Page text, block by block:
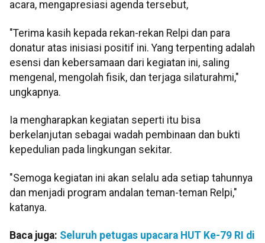
acara, mengapresiasi agenda tersebut,
"Terima kasih kepada rekan-rekan Relpi dan para
donatur atas inisiasi positif ini. Yang terpenting adalah
esensi dan kebersamaan dari kegiatan ini, saling
mengenal, mengolah fisik, dan terjaga silaturahmi,"
ungkapnya.
Ia mengharapkan kegiatan seperti itu bisa
berkelanjutan sebagai wadah pembinaan dan bukti
kepedulian pada lingkungan sekitar.
"Semoga kegiatan ini akan selalu ada setiap tahunnya
dan menjadi program andalan teman-teman Relpi,"
katanya.
Baca juga: Seluruh petugas upacara HUT Ke-79 RI di